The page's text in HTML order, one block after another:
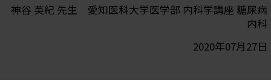
神谷 英紀 先生 愛知医科大学医学部 内科学講座 糖尿病
内科
2020年07月27日